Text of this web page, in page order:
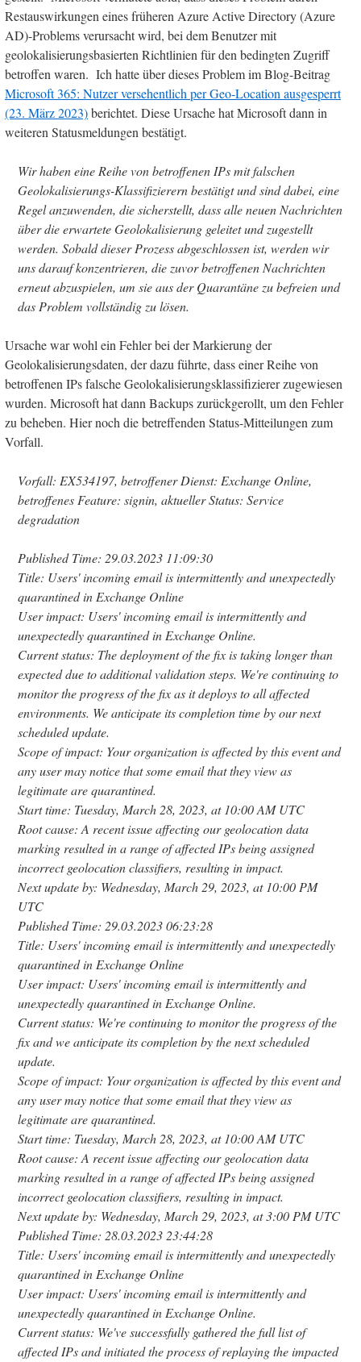
Restauswirkungen eines früheren Azure Active Directory (Azure
AD)-Problems verursacht wird, bei dem Benutzer mit
geolokalisierungsbasierten Richtlinien für den bedingten Zugriff
betroffen waren. Ich hatte über dieses Problem im Blog-Beitrag
Microsoft 365: Nutzer versehentlich per Geo-Location ausgesperrt
(23. März 2023)berichtet. Diese Ursache hat Microsoft dann in
weiteren Statusmeldungen bestätigt.
Wir haben eine Reihe von betroffenen IPs mit falschen
Geolokalisierungs-Klassifizierern bestätigt und sind dabei, eine
Regel anzuwenden, die sicherstellt, dass alle neuen Nachrichten
über die erwartete Geolokalisierung geleitet und zugestellt
werden. Sobald dieser Prozess abgeschlossen ist, werden wir
uns darauf konzentrieren, die zuvor betroffenen Nachrichten
erneut abzuspielen, um sie aus der Quarantäne zu befreien und
das Problem vollständig zu lösen.
Ursache war wohl ein Fehler bei der Markierung der
Geolokalisierungsdaten, der dazu führte, dass einer Reihe von
betroffenen IPs falsche Geolokalisierungsklassifizierer zugewiesen
wurden. Microsoft hat dann Backups zurückgerollt, um den Fehler
zu beheben. Hier noch die betreffenden Status-Mitteilungen zum
Vorfall.
Vorfall: EX534197, betroffener Dienst: Exchange Online,
betroffenes Feature: signin, aktueller Status: Service
degradation
Published Time: 29.03.2023 11:09:30
Title: Users' incoming email is intermittently and unexpectedly
quarantined in Exchange Online
User impact: Users' incoming email is intermittently and
unexpectedly quarantined in Exchange Online.
Current status: The deployment of the fix is taking longer than
expected due to additional validation steps. We're continuing to
monitor the progress of the fix as it deploys to all affected
environments. We anticipate its completion time by our next
scheduled update.
Scope of impact: Your organization is affected by this event and
any user may notice that some email that they view as
legitimate are quarantined.
Start time: Tuesday, March 28, 2023, at 10:00 AM UTC
Root cause: A recent issue affecting our geolocation data
marking resulted in a range of affected IPs being assigned
incorrect geolocation classifiers, resulting in impact.
Next update by: Wednesday, March 29, 2023, at 10:00 PM
UTC
Published Time: 29.03.2023 06:23:28
Title: Users' incoming email is intermittently and unexpectedly
quarantined in Exchange Online
User impact: Users' incoming email is intermittently and
unexpectedly quarantined in Exchange Online.
Current status: We're continuing to monitor the progress of the
fix and we anticipate its completion by the next scheduled
update.
Scope of impact: Your organization is affected by this event and
any user may notice that some email that they view as
legitimate are quarantined.
Start time: Tuesday, March 28, 2023, at 10:00 AM UTC
Root cause: A recent issue affecting our geolocation data
marking resulted in a range of affected IPs being assigned
incorrect geolocation classifiers, resulting in impact.
Next update by: Wednesday, March 29, 2023, at 3:00 PM UTC
Published Time: 28.03.2023 23:44:28
Title: Users' incoming email is intermittently and unexpectedly
quarantined in Exchange Online
User impact: Users' incoming email is intermittently and
unexpectedly quarantined in Exchange Online.
Current status: We've successfully gathered the full list of
affected IPs and initiated the process of replaying the impacted